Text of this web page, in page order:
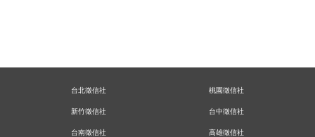
台北徵信社 桃園徵信社
新竹徵信社 台中徵信社
台南徵信社 高雄徵信社